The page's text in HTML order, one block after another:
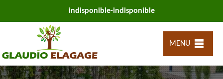
indisponible-indisponible
MENU